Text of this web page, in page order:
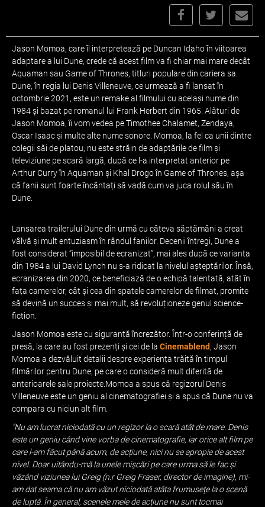
Jason Momoa, care îl interpretează pe Duncan Idaho în viitoarea
adaptare a lui Dune, crede că acest film va fi chiar mai mare decât
Aquaman sau Game of Thrones, titluri populare din cariera sa.
Dune, în regia lui Denis Villeneuve, ce urmează a fi lansat în
octombrie 2021, este un remake al filmului cu același nume din
1984 și bazat pe romanul lui Frank Herbert din 1965. Alături de
Jason Momoa, îi vom vedea pe Timothee Chalamet, Zendaya,
Oscar Isaac și multe alte nume sonore. Momoa, la fel ca unii dintre
colegii săi de platou, nu este străin de adaptările de film și
televiziune pe scară largă, după ce l-a interpretat anterior pe
Arthur Curry în Aquaman și Khal Drogo în Game of Thrones, așa
că fanii sunt foarte încântați să vadă cum va juca rolul său în
Dune.
Lansarea trailerului Dune din urmă cu câteva săptămâni a creat
vâlvă și mult entuziasm în rândul fanilor. Decenii întregi, Dune a
fost considerat ”imposibil de ecranizat”, mai ales după ce varianta
din 1984 a lui David Lynch nu s-a ridicat la nivelul așteptărilor. Însă,
ecranizarea din 2020, ce beneficiază de o echipă talentată, atât în
fața camerelor, cât și cea din spatele camerelor de filmat, promite
să devină un succes și mai mult, să revoluționeze genul science-
fiction.
Jason Momoa este cu siguranță încrezător. Într-o conferință de
presă, la care au fost prezenți și cei de la Cinemablend, Jason
Momoa a dezvăluit detalii despre experiența trăită în timpul
filmărilor pentru Dune, pe care o consideră mult diferită de
anterioarele sale proiecte.Momoa a spus că regizorul Denis
Villeneuve este un geniu al cinematografiei și a spus că Dune nu va
compara cu niciun alt film.
”Nu am lucrat niciodată cu un regizor la o scară atât de mare. Denis
este un geniu când vine vorba de cinematografie, iar orice alt film pe
care l-am făcut până acum, de acțiune, nici nu se apropie de acest
nivel. Doar uitându-mă la unele mișcări pe care urma să le fac și
văzând viziunea lui Greig (n.r Greig Fraser, director de imagine), mi-
am dat seama că nu am văzut niciodată atâta frumusețe la o scenă
de luptă. În general, scenele mele de acțiune nu sunt tocmai